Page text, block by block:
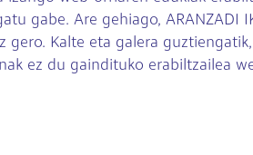
gabe. Are gehiago, ARANZADI
gero. Kalte eta galera
ez du gaindituko erabiltzailea